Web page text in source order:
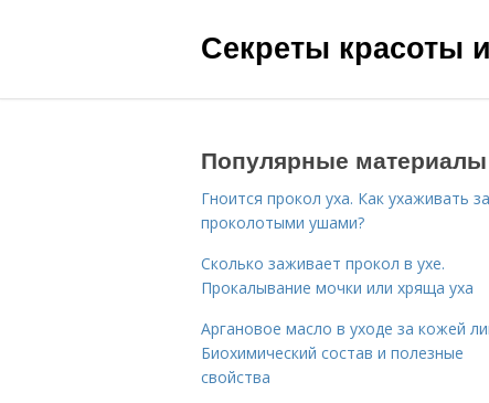
Секреты красоты
Популярные материалы
Гноится прокол уха. Как ухаживать за
проколотыми ушами?
Сколько заживает прокол в ухе.
Прокалывание мочки или хряща уха
Аргановое масло в уходе за кожей
Биохимический состав и полезные
свойства